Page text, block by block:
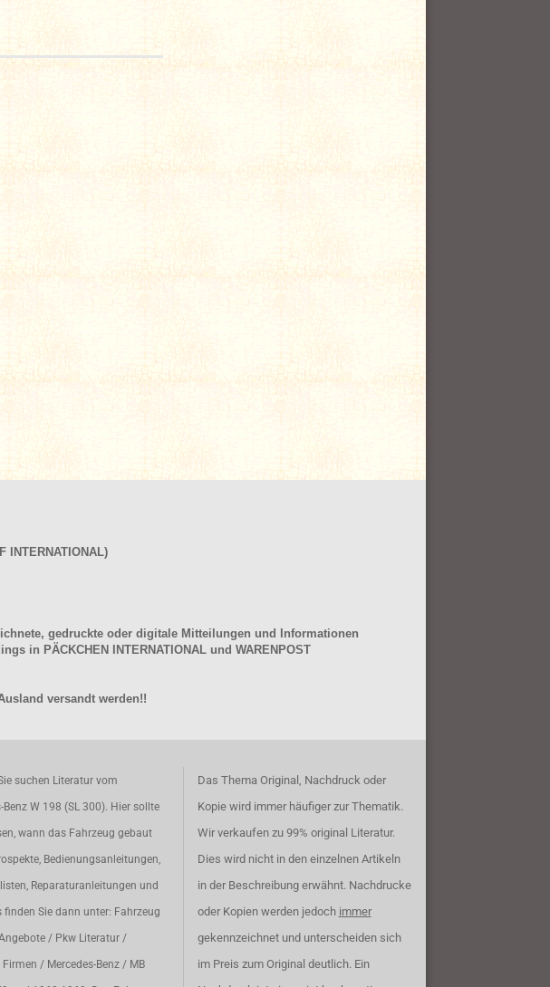
INTERNATIONAL)
gedruckte oder digitale Mitteilungen und Informationen
in PÄCKCHEN INTERNATIONAL und WARENPOST
versandt werden!!
suchen Literatur vom
Benz W 198 (SL 300). Hier sollte
wann das Fahrzeug gebaut
Bedienungsanleitungen,
Reparaturanleitungen und
finden Sie dann unter: Fahrzeug
/ Pkw Literatur /
Firmen / Mercedes-Benz / MB
Das Thema Original, Nachdruck oder
Kopie wird immer häufiger zur Thematik.
Wir verkaufen zu 99% original Literatur.
Dies wird nicht in den einzelnen Artikeln
in der Beschreibung erwähnt. Nachdrucke
oder Kopien werden jedoch immer
gekennzeichnet und unterscheiden sich
im Preis zum Original deutlich. Ein